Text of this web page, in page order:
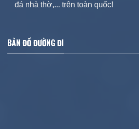
đá nhà thờ,... trên toàn quốc!
BẢN ĐỒ ĐƯỜNG ĐI